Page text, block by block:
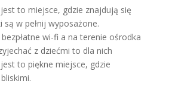
to miejsce, gdzie znajdują się
w pełnij wyposażone.
wi-fi a na terenie ośrodka
z dziećmi to dla nich
to piękne miejsce, gdzie